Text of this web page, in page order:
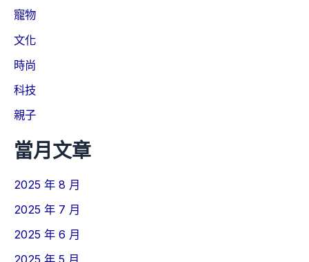
寵物
文化
時尚
科技
親子
當月文章
2025 年 8 月
2025 年 7 月
2025 年 6 月